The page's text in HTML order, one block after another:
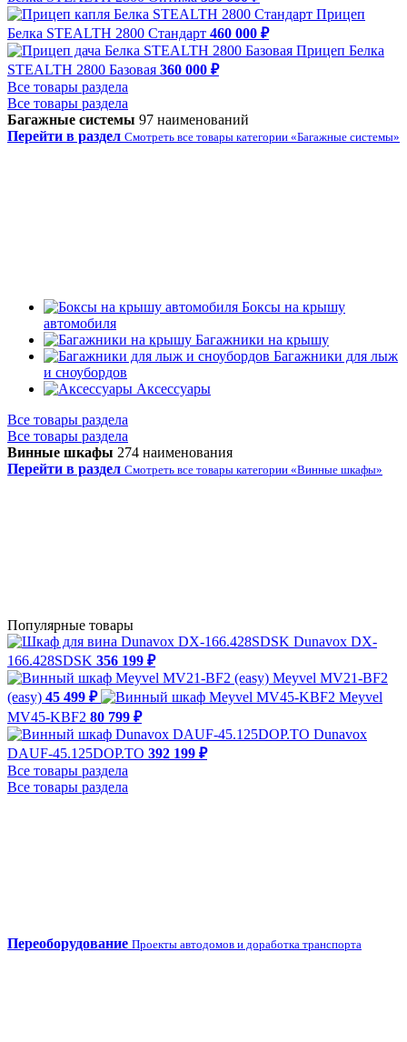
Прицеп
Белка STEALTH 2800 Стандарт 460 000 ₽
Прицеп Белка
STEALTH 2800 Базовая 360 000 ₽
Все товары раздела
Все товары раздела
Багажные системы 97 наименований
Перейти в раздел Смотреть все товары категории «Багажные системы»
Боксы на крышу
автомобиля
Багажники на крышу
Багажники для лыж
и сноубордов
Аксессуары
Все товары раздела
Все товары раздела
Винные шкафы 274 наименования
Перейти в раздел Смотреть все товары категории «Винные шкафы»
Популярные товары
Dunavox DX-
166.428SDSK 356 199 ₽
Meyvel MV21-BF2
(easy) 45 499 ₽
Meyvel
MV45-KBF2 80 799 ₽
Dunavox
DAUF-45.125DOP.TO 392 199 ₽
Все товары раздела
Все товары раздела
Переоборудование Проекты автодомов и доработка транспорта